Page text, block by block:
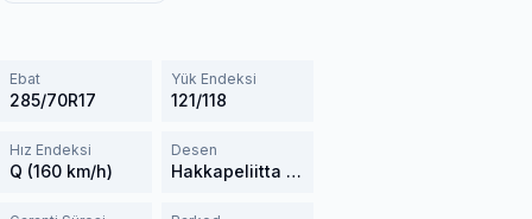
Ebat
285/70R17
Yük Endeksi
121/118
Hız Endeksi
Q (160 km/h)
Desen
Hakkapeliitta LT3